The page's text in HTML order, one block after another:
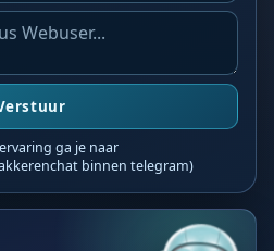
ga je naar
binnen telegram)